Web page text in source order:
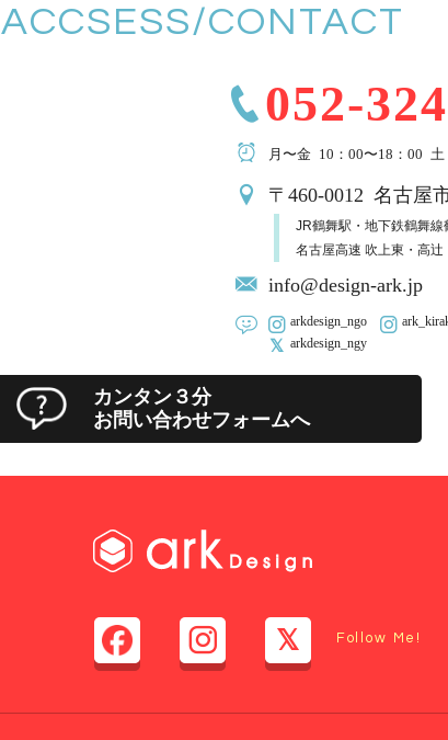
ACCSESS/CONTACT
052-
月〜金 10：00〜18：00
〒460-0012 名古屋
JR鶴舞駅・地下鉄鶴舞線
名古屋高速 吹上東・高辻
info@design-ark.jp
arkdesign_ngo
arkdesign_ngy
カンタン３分
お問い合わせフォームへ
Follow Me!